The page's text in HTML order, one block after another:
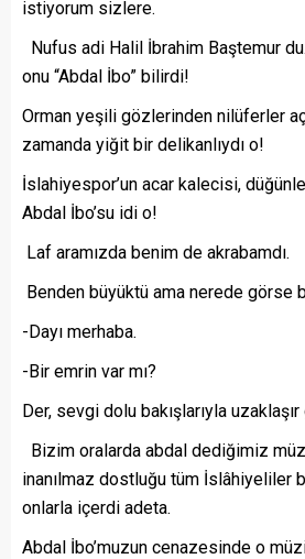
istiyorum sizlere.
Nufus adi Halil İbrahim Baştemur
onu “Abdal İbo” bilirdi!
Orman yeşili gözlerinden nilüferler
zamanda yiğit bir delikanlıydı o!
İslahiyespor’un acar kalecisi,
Abdal İbo’su idi o!
Laf aramızda benim de akrabamdı.
Benden büyüktü ama nerede görse
-Dayı merhaba.
-Bir emrin var mı?
Der, sevgi dolu bakışlarıyla
Bizim oralarda abdal dediğimiz
inanılmaz dostluğu tüm İslâhiyeliler
onlarla içerdi adeta.
Abdal İbo’muzun cenazesinde o